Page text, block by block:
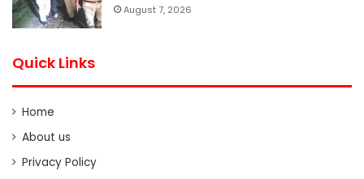
August 7, 2026
Quick Links
Home
About us
Privacy Policy